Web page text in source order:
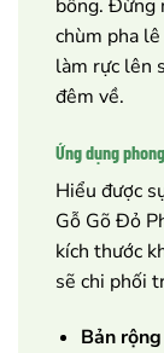
bông. Đừng
chùm pha
làm rực lên
đêm về.
Ứng dụng
Hiểu được
Gỗ Gõ Đỏ
kích thước
sẽ chi phối
Bản